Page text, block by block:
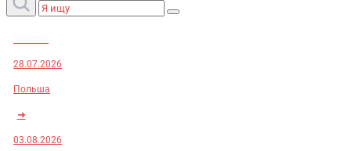
28.07.2026
Польша
➜
03.08.2026